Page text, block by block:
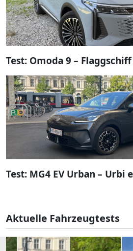
Test: Omoda 9 –
Test: MG4 EV Urban – Urbi
Aktuelle Fahrzeugtests